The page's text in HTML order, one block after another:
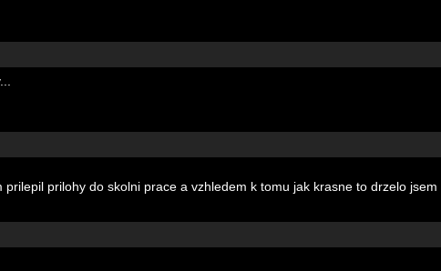
prilepil prilohy do skolni prace a vzhledem k tomu jak krasne to drzelo